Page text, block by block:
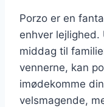
Porzo er en
enhver
middag til
vennerne, kan
imødekomme
velsmagende,